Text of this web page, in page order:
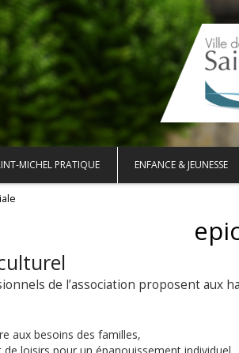
MICHEL PRATIQUE ENFANCE & JEUNESSE
de l’association proposent aux
aux besoins des familles,